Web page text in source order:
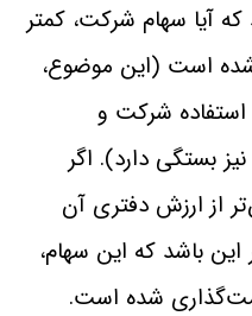
آيا سهام شركت، كمتر
است (اين موضوع،
شركت و
بستگی دارد). اگر
از ارزش دفتری آن
باشد كه اين سهام،
شده‌ است.